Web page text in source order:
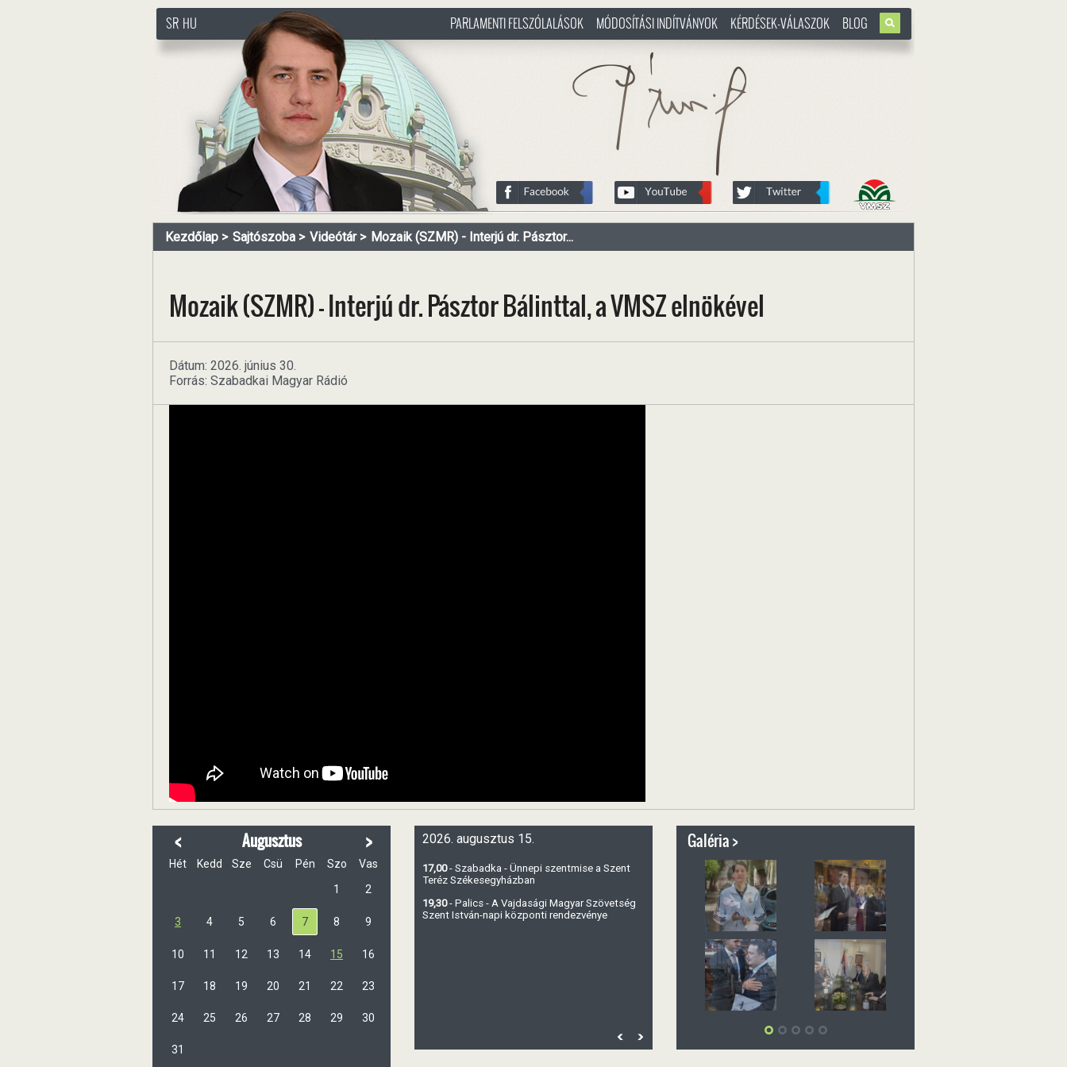
http://www.pasztorbalint.rs/hu
SR HU
http://www.pasztorbalint.rs/hu
PARLAMENTI FELSZÓLALÁSOK MÓDOSÍTÁSI INDÍTVÁNYOK KÉRDÉSEK-VÁLASZOK BLOG
Kezdőlap Sajtószoba Videótár Mozaik (SZMR) - Interjú dr. Pásztor...
Mozaik (SZMR) - Interjú dr. Pásztor Bálinttal, a VMSZ elnökével
Dátum: 2026. június 30.
Forrás: Szabadkai Magyar Rádió
< Augusztus >
Hét Kedd Sze Csü Pén Szo
Vas
1
2
3 4 5 6 7 8 9
10 11 12 13 14 15 16
17 18 19 20 21 22 23
24 25 26 27 28 29 30
31
2026. augusztus 15.
17,00- Szabadka - Ünnepi szentmise a Szent
Teréz Székesegyházban
19,30- Palics - A Vajdasági Magyar Szövetség
Szent István-napi központi rendezvénye
Galéria >